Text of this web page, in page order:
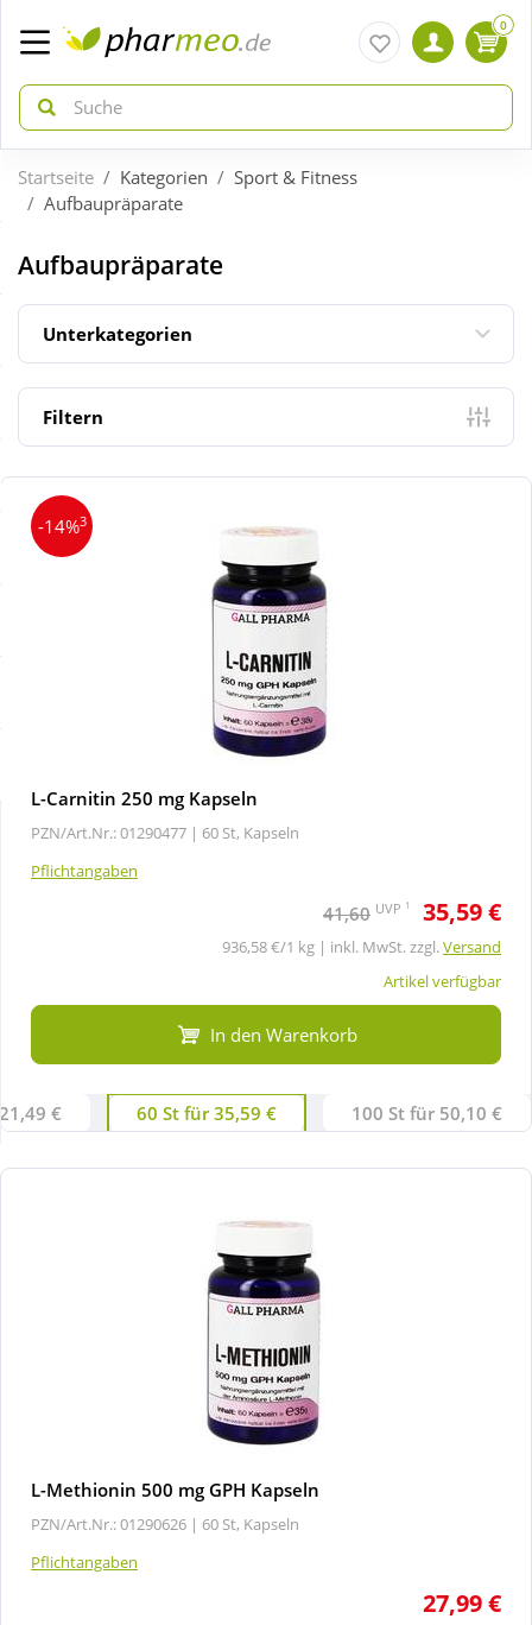
zurück
ÜBERSICHT AKTIONEN
Aktuelle Coupons
Neuheiten
Sale
zurück
ÜBERSICHT KATEGORIEN
Arzneimittel
Diabetes
Körperpflege & Kosmetik
Natur & Homöopathie
Tierbedarf
Wellness
0
Startseite Kategorien
Sport & Fitness
Aufbaupräparate
Aufbaupräparate
Unterkategorien
Filtern
-14%3
L-Carnitin 250 mg Kapseln
PZN/Art.Nr.: 01290477 | 60 St, Kapseln
Pflichtangaben
41,60 UVP 1 35,59 €
936,58 €/1 kg | inkl. MwSt. zzgl.Versand
Artikel verfügbar
In den Warenkorb
€ 60 St für 35,59 € 100 St für 50,10 €
L-Methionin 500 mg GPH Kapseln
PZN/Art.Nr.: 01290626 | 60 St, Kapseln
Pflichtangaben
27,99 €